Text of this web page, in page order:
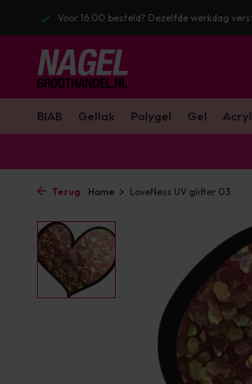
Enorm assortiment & alle bekende merken
BIAB Gellak Polygel Gel Acryl
Terug Home LoveNess UV glitter 03